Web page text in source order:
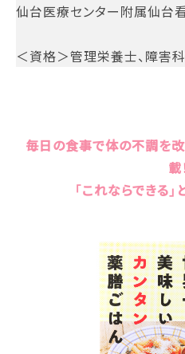
仙台医療センター附属仙
＜資格＞管理栄養士、障害
毎日の食事で体の不調を
載
「これならできる」